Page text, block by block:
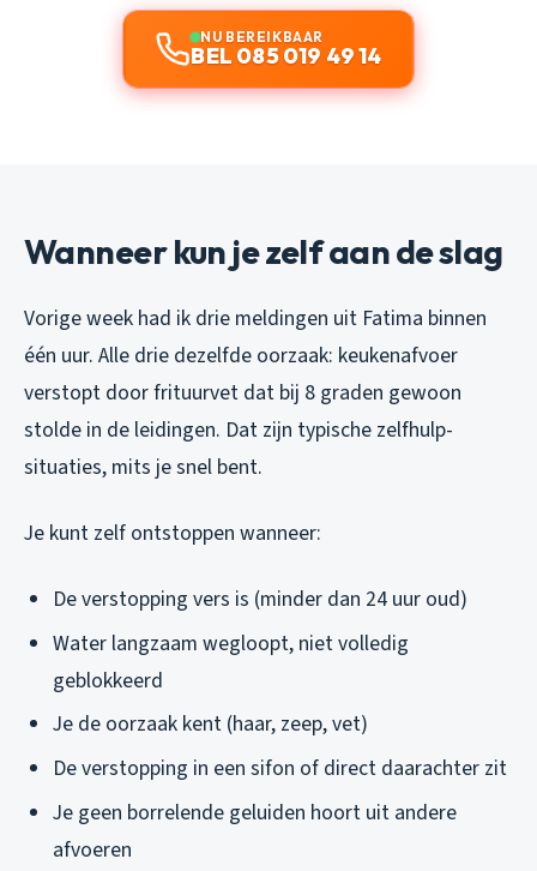
NU BEREIKBAAR
BEL 085 019 49 14
Wanneer kun je zelf aan de slag
Vorige week had ik drie meldingen uit Fatima binnen
één uur. Alle drie dezelfde oorzaak: keukenafvoer
verstopt door frituurvet dat bij 8 graden gewoon
stolde in de leidingen. Dat zijn typische zelfhulp-
situaties, mits je snel bent.
Je kunt zelf ontstoppen wanneer:
De verstopping vers is (minder dan 24 uur oud)
Water langzaam wegloopt, niet volledig
geblokkeerd
Je de oorzaak kent (haar, zeep, vet)
De verstopping in een sifon of direct daarachter zit
Je geen borrelende geluiden hoort uit andere
afvoeren